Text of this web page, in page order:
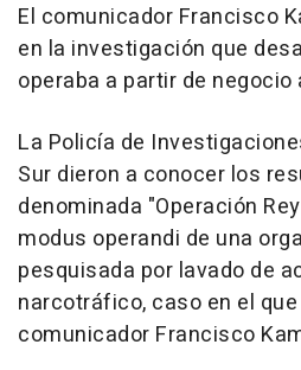
El comunicador Francisco
en la investigación que
operaba a partir de
La Policía de
Sur dieron a conocer los
denominada "Operación
modus operandi de una
pesquisada por lavado de
narcotráfico, caso en el
comunicador Francisco